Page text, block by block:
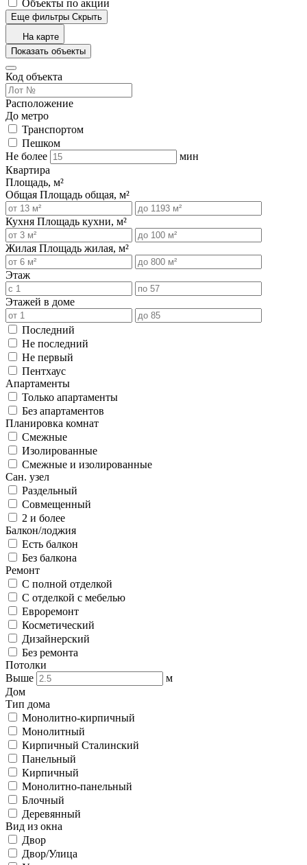
Объекты по акции
Еще фильтры Скрыть
На карте
Показать объекты
Код объекта
Расположение
До метро
Транспортом
Пешком
Не более
мин
Квартира
Площадь, м²
Общая Площадь общая, м²
Кухня Площадь кухни, м²
Жилая Площадь жилая, м²
Этаж
Этажей в доме
Последний
Не последний
Не первый
Пентхаус
Апартаменты
Только апартаменты
Без апартаментов
Планировка комнат
Смежные
Изолированные
Смежные и изолированные
Сан. узел
Раздельный
Совмещенный
2 и более
Балкон/лоджия
Есть балкон
Без балкона
Ремонт
С полной отделкой
С отделкой с мебелью
Евроремонт
Косметический
Дизайнерский
Без ремонта
Потолки
Выше
м
Дом
Тип дома
Монолитно-кирпичный
Монолитный
Кирпичный Сталинский
Панельный
Кирпичный
Монолитно-панельный
Блочный
Деревянный
Вид из окна
Двор
Двор/Улица